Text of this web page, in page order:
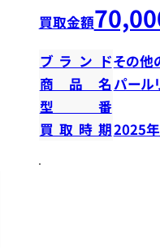
買取金額
ブランドその他
商品名 パール
型番
買取時期2025